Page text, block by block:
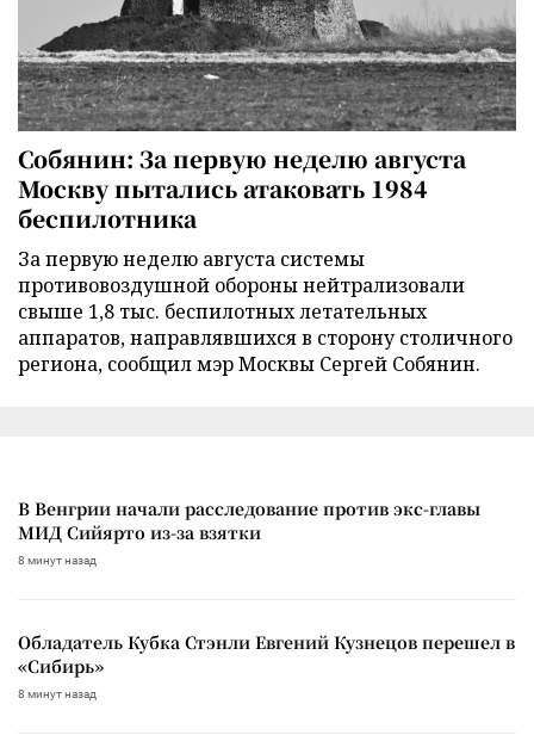
Собянин: За первую неделю августа
Москву пытались атаковать 1984
беспилотника
За первую неделю августа системы
противовоздушной обороны нейтрализовали
свыше 1,8 тыс. беспилотных летательных
аппаратов, направлявшихся в сторону столичного
региона, сообщил мэр Москвы Сергей Собянин.
В Венгрии начали расследование против экс-главы
МИД Сийярто из-за взятки
8 минут назад
Обладатель Кубка Стэнли Евгений Кузнецов перешел в
«Сибирь»
8 минут назад